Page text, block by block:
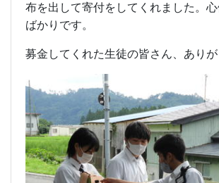
布を出して寄付をしてくれました。
ばかりです。
募金してくれた生徒の皆さん、ありが